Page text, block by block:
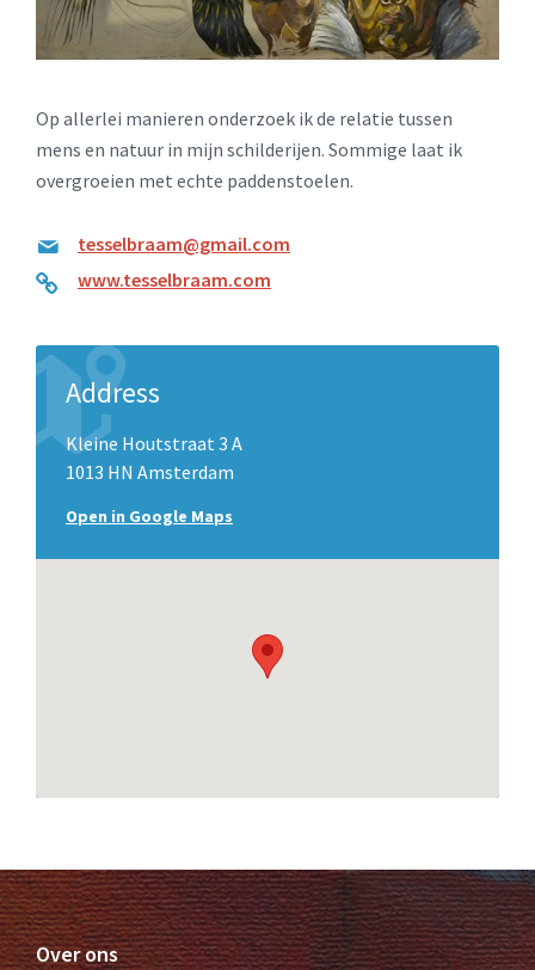
Op allerlei manieren onderzoek ik de relatie tussen
mens en natuur in mijn schilderijen. Sommige laat ik
overgroeien met echte paddenstoelen.
tesselbraam@gmail.com
www.tesselbraam.com
Address
Kleine Houtstraat 3 A
1013 HN Amsterdam
Open in Google Maps
Over ons